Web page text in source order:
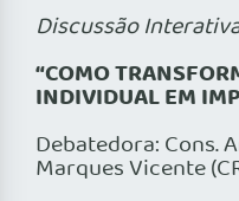
Discussão
“COMO
INDIVIDUAL EM
Debatedora: Cons.
Marques Vicente